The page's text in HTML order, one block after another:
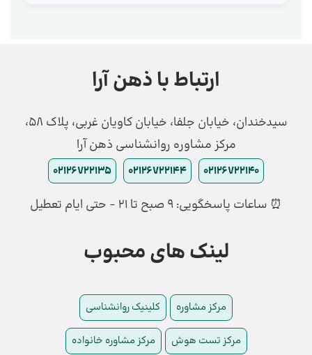
ارتباط با ذهن آرا
سیدخندان، خیابان جلفا، خیابان کاویان غربی، پلاک 58،
مرکز مشاوره روانشناسی ذهن آرا
02126722140
02126722144
02126722135
⏰ ساعات پاسخگویی: ۹ صبح تا ۲۱ - حتی ایام تعطیل
لینک های محبوب
مرکز مشاوره کلینیک روانشناسی
مرکز تست هوش مرکز مشاوره خانواده